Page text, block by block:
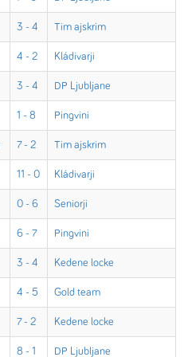
3 - 4 Tim ajskrim
4 - 2 Kládivarji
3 - 4 DP Ljubljane
1 - 8 Pingvini
7 - 2 Tim ajskrim
11 - 0 Kládivarji
0 - 6 Seniorji
6 - 7 Pingvini
3 - 4 Kedene locke
4 - 5 Gold team
7 - 2 Kedene locke
8 - 1 DP Ljubljane